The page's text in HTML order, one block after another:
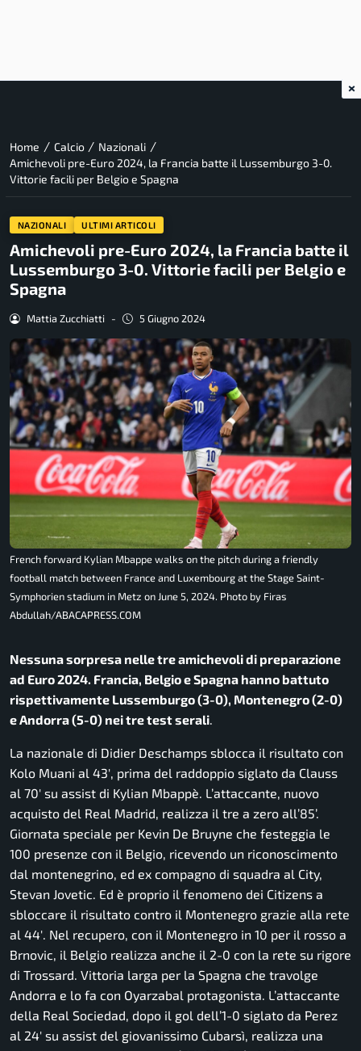
Home / Calcio / Nazionali /
Amichevoli pre-Euro 2024, la Francia batte il Lussemburgo 3-0.
Vittorie facili per Belgio e Spagna
NAZIONALI ULTIMI ARTICOLI
Amichevoli pre-Euro 2024, la Francia batte il
Lussemburgo 3-0. Vittorie facili per Belgio e
Spagna
Mattia Zucchiatti - 5 Giugno 2024
French forward Kylian Mbappe walks on the pitch during a friendly
football match between France and Luxembourg at the Stage Saint-
Symphorien stadium in Metz on June 5, 2024. Photo by Firas
Abdullah/ABACAPRESS.COM
Nessuna sorpresa nelle tre amichevoli di preparazione
ad Euro 2024. Francia, Belgio e Spagna hanno battuto
rispettivamente Lussemburgo (3-0), Montenegro (2-0)
e Andorra (5-0) nei tre test serali.
La nazionale di Didier Deschamps sblocca il risultato con
Kolo Muani al 43′, prima del raddoppio siglato da Clauss
al 70′ su assist di Kylian Mbappè. L’attaccante, nuovo
acquisto del Real Madrid, realizza il tre a zero all’85’.
Giornata speciale per Kevin De Bruyne che festeggia le
100 presenze con il Belgio, ricevendo un riconoscimento
dal montenegrino, ed ex compagno di squadra al City,
Stevan Jovetic. Ed è proprio il fenomeno dei Citizens a
sbloccare il risultato contro il Montenegro grazie alla rete
al 44′. Nel recupero, con il Montenegro in 10 per il rosso a
Brnovic, il Belgio realizza anche il 2-0 con la rete su rigore
di Trossard. Vittoria larga per la Spagna che travolge
Andorra e lo fa con Oyarzabal protagonista. L’attaccante
della Real Sociedad, dopo il gol dell’1-0 siglato da Perez
al 24′ su assist del giovanissimo Cubarsì, realizza una
×